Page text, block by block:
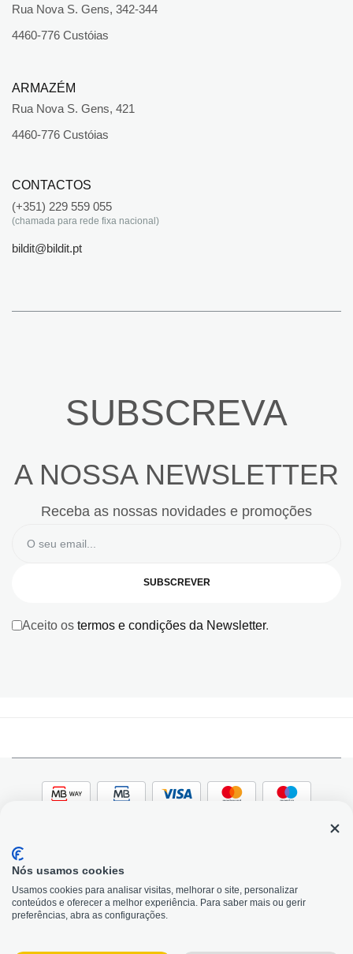
Rua Nova S. Gens, 342-344
4460-776 Custóias
ARMAZÉM
Rua Nova S. Gens, 421
4460-776 Custóias
CONTACTOS
(+351) 229 559 055
(chamada para rede fixa nacional)
bildit@bildit.pt
SUBSCREVA
A NOSSA NEWSLETTER
Receba as nossas novidades e promoções
SUBSCREVER
Aceito os termos e condições da Newsletter.
© 2026, Bildit. Todos os direitos reservados | Powered
by Toogas, with
Magento
Precisa de Ajuda?
Nós usamos cookies
Usamos cookies para analisar visitas, melhorar o site, personalizar
conteúdos e oferecer a melhor experiência. Para saber mais ou gerir
preferências, abra as configurações.